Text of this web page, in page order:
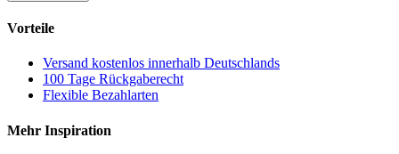
Vorteile
Versand kostenlos innerhalb Deutschlands
100 Tage Rückgaberecht
Flexible Bezahlarten
Mehr Inspiration